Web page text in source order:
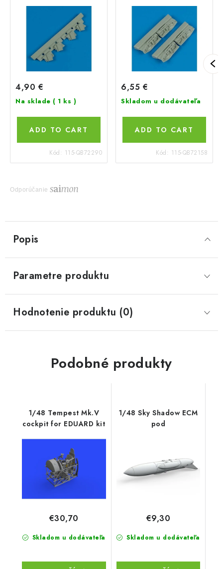
4,90 €
Na sklade ( 1 ks )
ADD TO CART
Kód: 115-QB72290
6,55 €
Skladom u dodávateľa
ADD TO CART
Kód: 115-QB72158
Odporúčanie
Popis
Parametre produktu
Hodnotenie produktu (0)
Podobné produkty
1/48 Tempest Mk.V
cockpit for EDUARD kit
Skladom u dodávateľa
€30,70
1/48 Sky Shadow ECM
pod
Skladom u dodávateľa
€9,30